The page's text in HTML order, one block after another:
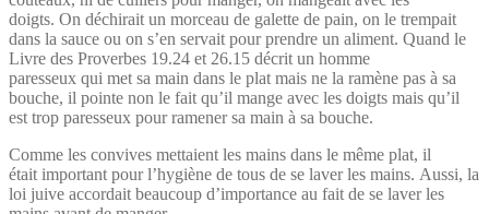
doigts. On déchirait un morceau de galette de pain, on le trempait
dans la sauce ou on s’en servait pour prendre un aliment. Quand le
Livre des Proverbes 19.24 et 26.15 décrit un homme
paresseux qui met sa main dans le plat mais ne la ramène pas à sa
bouche, il pointe non le fait qu’il mange avec les doigts mais qu’il
est trop paresseux pour ramener sa main à sa bouche.
Comme les convives mettaient les mains dans le même plat, il
était important pour l’hygiène de tous de se laver les mains. Aussi, la
loi juive accordait beaucoup d’importance au fait de se laver les